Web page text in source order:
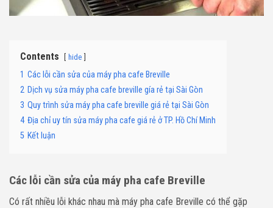
Contents hide
1 Các lỗi cần sửa của máy pha cafe Breville
2 Dịch vụ sửa máy pha cafe breville gía rẻ tại Sài Gòn
3 Quy trình sửa máy pha cafe breville giá rẻ tại Sài Gòn
4 Địa chỉ uy tín sửa máy pha cafe giá rẻ ở TP. Hồ Chí Minh
5 Kết luận
Các lỗi cần sửa của máy pha cafe Breville
Có rất nhiều lỗi khác nhau mà máy pha cafe Breville có thể gặp